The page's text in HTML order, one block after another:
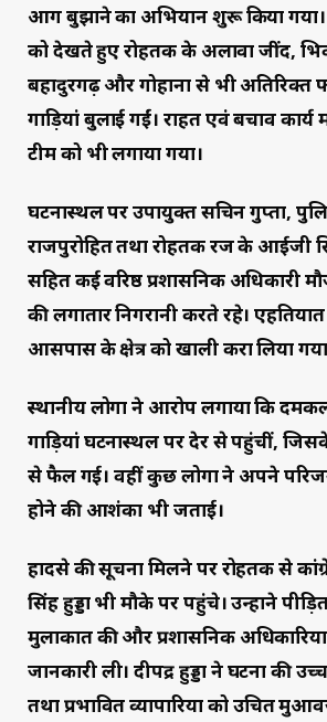
आग बुझाने का अभियान शुरू किया
को देखते हुए रोहतक के अलावा जींद,
बहादुरगढ़ और गोहाना से भी अतिरिक्त
गाड़ियां बुलाई गईं। राहत एवं बचाव
टीम को भी लगाया गया।
घटनास्थल पर उपायुक्त सचिन गुप्ता,
राजपुरोहित तथा रोहतक रेंज के आईजी
सहित कई वरिष्ठ प्रशासनिक अधिकारी
की लगातार निगरानी करते रहे।
आसपास के क्षेत्र को खाली करा लिया
स्थानीय लोगों ने आरोप लगाया कि
गाड़ियां घटनास्थल पर देर से पहुंचीं,
से फैल गई। वहीं कुछ लोगों ने अपने
होने की आशंका भी जताई।
हादसे की सूचना मिलने पर रोहतक से
सिंह हुड्डा भी मौके पर पहुंचे। उन्होंने
मुलाकात की और प्रशासनिक
जानकारी ली। दीपेंद्र हुड्डा ने घटना की
तथा प्रभावित व्यापारियों को उचित